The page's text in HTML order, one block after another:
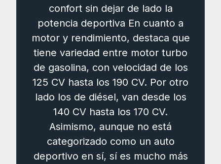
confort sin dejar de lado la
potencia deportiva En cuanto a
motor y rendimiento, destaca que
tiene variedad entre motor turbo
de gasolina, con velocidad de los
125 CV hasta los 190 CV. Por otro
lado los de diésel, van desde los
140 CV hasta los 170 CV.
Asimismo, aunque no está
categorizado como un auto
deportivo en sí, sí es mucho más